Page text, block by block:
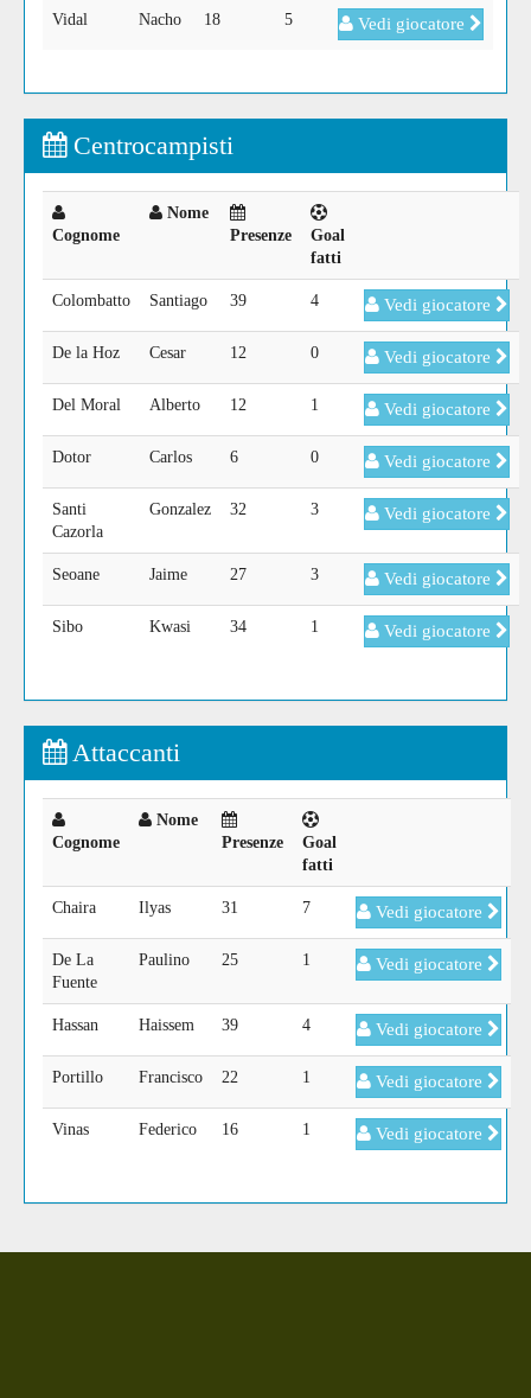
Vidal Nacho 18 5 Vedi giocatore
Centrocampisti
Cognome
Nome
Presenze
Goal
fatti
Colombatto Santiago 39 4 Vedi giocatore
De la Hoz Cesar 12 0 Vedi giocatore
Del Moral Alberto 12 1 Vedi giocatore
Dotor Carlos 6 0 Vedi giocatore
Santi
Cazorla
Gonzalez 32 3 Vedi giocatore
Seoane Jaime 27 3 Vedi giocatore
Sibo Kwasi 34 1 Vedi giocatore
Attaccanti
Cognome
Nome
Presenze
Goal
fatti
Chaira Ilyas 31 7 Vedi giocatore
De La
Fuente
Paulino 25 1 Vedi giocatore
Hassan Haissem 39 4 Vedi giocatore
Portillo Francisco 22 1 Vedi giocatore
Vinas Federico 16 1 Vedi giocatore